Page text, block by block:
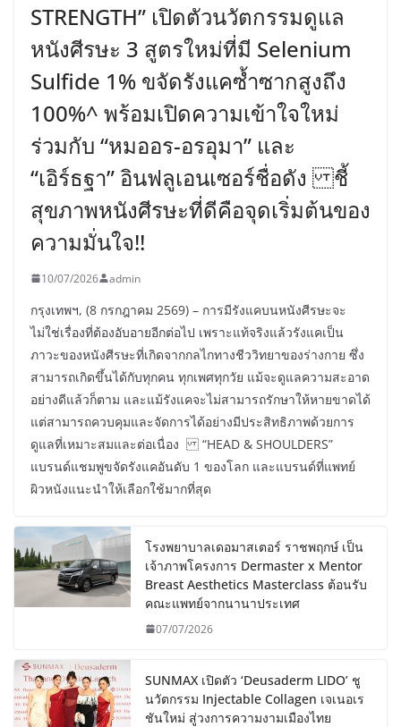
STRENGTH” เปิดตัวนวัตกรรมดูแล
หนังศีรษะ 3 สูตรใหม่ที่มี Selenium
Sulfide 1% ขจัดรังแคซ้ำซากสูงถึง
100%^ พร้อมเปิดความเข้าใจใหม่
ร่วมกับ “หมออร-อรอุมา” และ
“เอิร์ธฐา” อินฟลูเอนเซอร์ชื่อดัง ชี้
สุขภาพหนังศีรษะที่ดีคือจุดเริ่มต้นของ
ความมั่นใจ!!
10/07/2026 admin
กรุงเทพฯ, (8 กรกฎาคม 2569) – การมีรังแคบนหนังศีรษะจะ
ไม่ใช่เรื่องที่ต้องอับอายอีกต่อไป เพราะแท้จริงแล้วรังแคเป็น
ภาวะของหนังศีรษะที่เกิดจากกลไกทางชีววิทยาของร่างกาย ซึ่ง
สามารถเกิดขึ้นได้กับทุกคน ทุกเพศทุกวัย แม้จะดูแลความสะอาด
อย่างดีแล้วก็ตาม และแม้รังแคจะไม่สามารถรักษาให้หายขาดได้
แต่สามารถควบคุมและจัดการได้อย่างมีประสิทธิภาพด้วยการ
ดูแลที่เหมาะสมและต่อเนื่อง “HEAD & SHOULDERS”
แบรนด์แชมพูขจัดรังแคอันดับ 1 ของโลก และแบรนด์ที่แพทย์
ผิวหนังแนะนำให้เลือกใช้มากที่สุด
โรงพยาบาลเดอมาสเตอร์ ราชพฤกษ์ เป็น
เจ้าภาพโครงการ Dermaster x Mentor
Breast Aesthetics Masterclass ต้อนรับ
คณะแพทย์จากนานาประเทศ
07/07/2026
SUNMAX เปิดตัว ‘Deusaderm LIDO’ ชู
นวัตกรรม Injectable Collagen เจเนอเร
ชันใหม่ สู่วงการความงามเมืองไทย